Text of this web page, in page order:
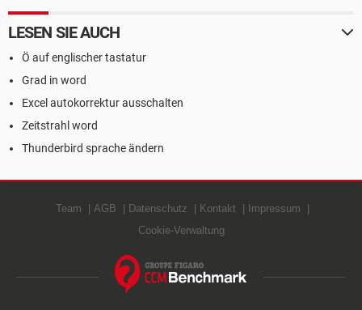
LESEN SIE AUCH
Ö auf englischer tastatur
Grad in word
Excel autokorrektur ausschalten
Zeitstrahl word
Thunderbird sprache ändern
Team AGB Datenschutz Kontakt
Impressum
Cookie-Verwaltung